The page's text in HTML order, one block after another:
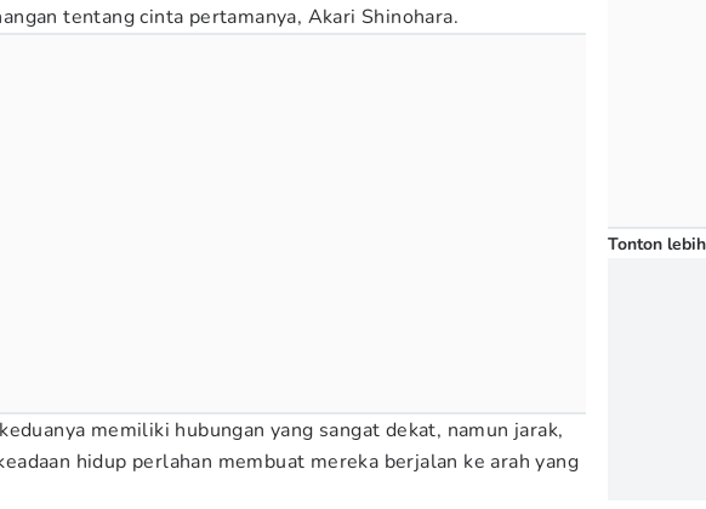
tentang cinta pertamanya, Akari Shinohara.
memiliki hubungan yang sangat dekat, namun jarak,
hidup perlahan membuat mereka berjalan ke arah yang
Tonton